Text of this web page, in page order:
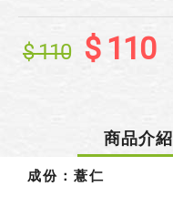
$ 110 $ 110
商品介紹
成份：薏仁
成份：